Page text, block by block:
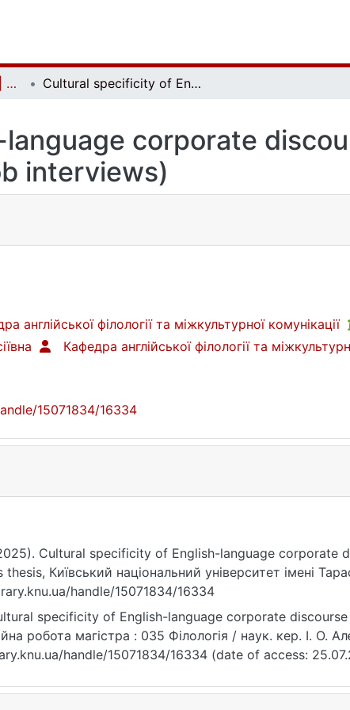
Магістерські роботи | Master's theses Cultural specificity of English-language corporate discourse (based on job interviews)
corporate
interviews)
англійської філології та міжкультурної комунікації
Кафедра англійської філології та
15071834/16334
Cultural specificity of English-language corporate
Київський національний університет імені
handle/15071834/16334
specificity of English-language corporate
робота магістра : 035 Філологія / наук. кер. І. О.
handle/15071834/16334 (date of access: